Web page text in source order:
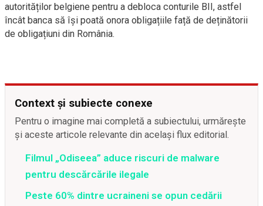
autorităților belgiene pentru a debloca conturile BII, astfel
încât banca să își poată onora obligațiile față de deținătorii
de obligațiuni din România.
Context și subiecte conexe
Pentru o imagine mai completă a subiectului, urmărește
și aceste articole relevante din același flux editorial.
Filmul „Odiseea” aduce riscuri de malware
pentru descărcările ilegale
Peste 60% dintre ucraineni se opun cedării